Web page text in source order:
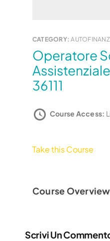
CATEGORY:
Operatore Socio
36111
Course Access:
Take this Course
Course Overview
Scrivi Un